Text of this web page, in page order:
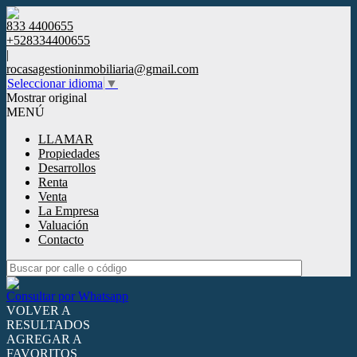
833 4400655
+528334400655
|
rocasagestioninmobiliaria@gmail.com
Seleccionar idioma ▼
Mostrar original
MENÚ
LLAMAR
Propiedades
Desarrollos
Renta
Venta
La Empresa
Valuación
Contacto
Consultar por Whatsapp
VOLVER A
RESULTADOS
AGREGAR A
FAVORITOS